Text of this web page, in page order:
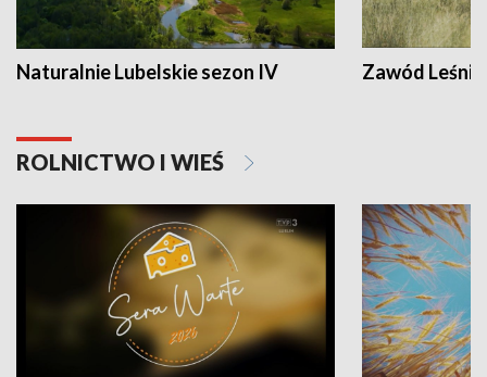
Naturalnie Lubelskie sezon IV Zawód Leśnik
ROLNICTWO I WIEŚ